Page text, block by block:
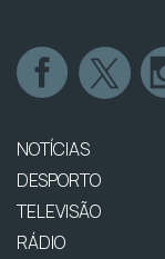
NOTÍCIAS
DESPORTO
TELEVISÃO
RÁDIO